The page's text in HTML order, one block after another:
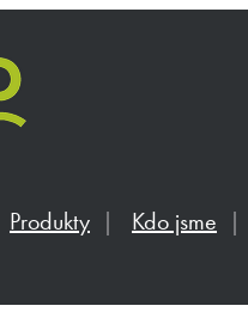
Produkty | Kdo jsme |